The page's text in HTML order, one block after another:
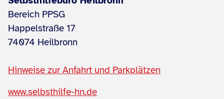
Bereich PPSG
Happelstraße 17
74074 Heilbronn
Hinweise zur Anfahrt und Parkplätzen
www.selbsthilfe-hn.de